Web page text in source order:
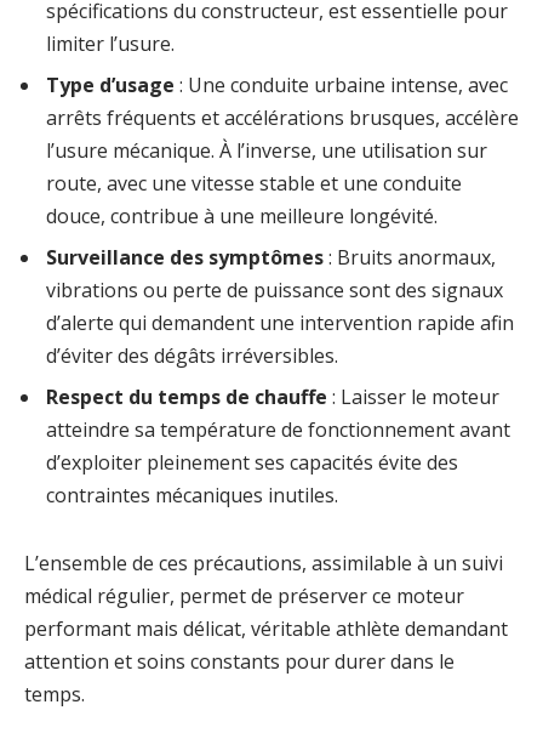
spécifications du constructeur, est essentielle pour
limiter l’usure.
Type d’usage : Une conduite urbaine intense, avec
arrêts fréquents et accélérations brusques, accélère
l’usure mécanique. À l’inverse, une utilisation sur
route, avec une vitesse stable et une conduite
douce, contribue à une meilleure longévité.
Surveillance des symptômes: Bruits anormaux,
vibrations ou perte de puissance sont des signaux
d’alerte qui demandent une intervention rapide afin
d’éviter des dégâts irréversibles.
Respect du temps de chauffe : Laisser le moteur
atteindre sa température de fonctionnement avant
d’exploiter pleinement ses capacités évite des
contraintes mécaniques inutiles.
L’ensemble de ces précautions, assimilable à un suivi
médical régulier, permet de préserver ce moteur
performant mais délicat, véritable athlète demandant
attention et soins constants pour durer dans le
temps.